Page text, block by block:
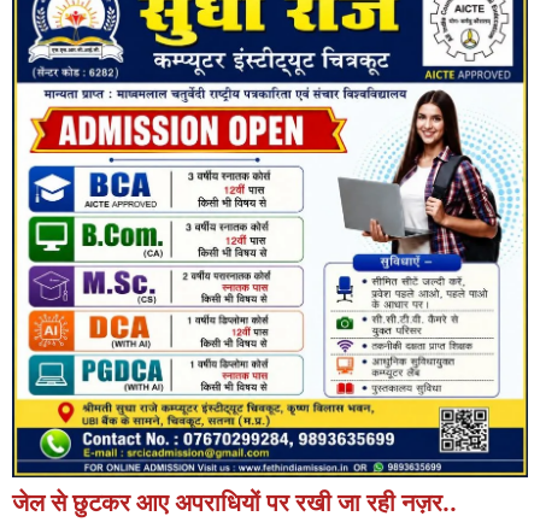
जेल से छुटकर आए अपराधियों पर रखी जा रही नज़र..